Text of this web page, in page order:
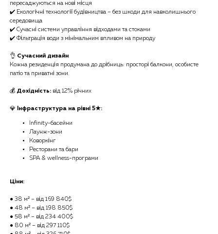
пересаджуються на нові місця
✔️ Екологічні технології будівництва – без шкоди для навколишнього
середовища
✔️ Сучасні системи управління відходами та стоками
✔️ Фільтрація води з мінімальним впливом на природу
👌 Сучасний дизайн
Кожна резиденція продумана до дрібниць: просторі балкони, особисте
патіо та приватні зони.
💰 Дохідність: від 12% річних
💎 Інфраструктура на рівні 5★:
Infinity-басейни
Лаунж-зони
Коворкінг
Ресторани та бари
SPA & wellness-програми
Ціни:
● 38 м² – від 169 840$
● 48 м² – від 198 850$
● 58 м² – від 234 400$
● 80 м² – від 297 110$